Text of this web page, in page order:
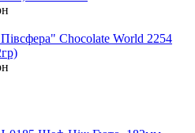
Chocolate World 2254